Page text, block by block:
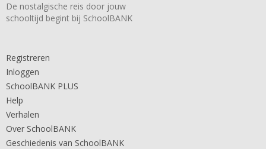
De nostalgische reis door jouw
schooltijd begint bij SchoolBANK
Registreren
Inloggen
SchoolBANK PLUS
Help
Verhalen
Over SchoolBANK
Geschiedenis van SchoolBANK